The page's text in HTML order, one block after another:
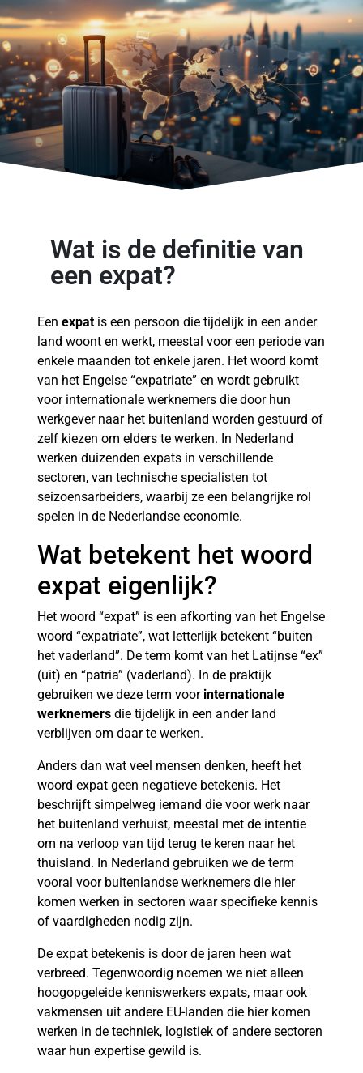
Wat is de definitie van
een expat?
Een expat is een persoon die tijdelijk in een ander
land woont en werkt, meestal voor een periode van
enkele maanden tot enkele jaren. Het woord komt
van het Engelse “expatriate” en wordt gebruikt
voor internationale werknemers die door hun
werkgever naar het buitenland worden gestuurd of
zelf kiezen om elders te werken. In Nederland
werken duizenden expats in verschillende
sectoren, van technische specialisten tot
seizoensarbeiders, waarbij ze een belangrijke rol
spelen in de Nederlandse economie.
Wat betekent het woord
expat eigenlijk?
Het woord “expat” is een afkorting van het Engelse
woord “expatriate”, wat letterlijk betekent “buiten
het vaderland”. De term komt van het Latijnse “ex”
(uit) en “patria” (vaderland). In de praktijk
gebruiken we deze term voor internationale
werknemers die tijdelijk in een ander land
verblijven om daar te werken.
Anders dan wat veel mensen denken, heeft het
woord expat geen negatieve betekenis. Het
beschrijft simpelweg iemand die voor werk naar
het buitenland verhuist, meestal met de intentie
om na verloop van tijd terug te keren naar het
thuisland. In Nederland gebruiken we de term
vooral voor buitenlandse werknemers die hier
komen werken in sectoren waar specifieke kennis
of vaardigheden nodig zijn.
De expat betekenis is door de jaren heen wat
verbreed. Tegenwoordig noemen we niet alleen
hoogopgeleide kenniswerkers expats, maar ook
vakmensen uit andere EU-landen die hier komen
werken in de techniek, logistiek of andere sectoren
waar hun expertise gewild is.